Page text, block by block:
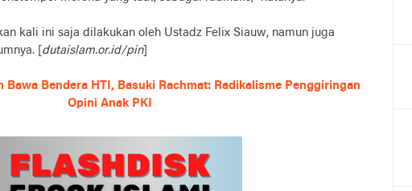
kali ini saja dilakukan oleh Ustadz Felix Siauw, namun juga
[ dutaislam.or.id/pin]
Bawa Bendera HTI, Basuki Rachmat: Radikalisme Penggiringan
Opini Anak PKI